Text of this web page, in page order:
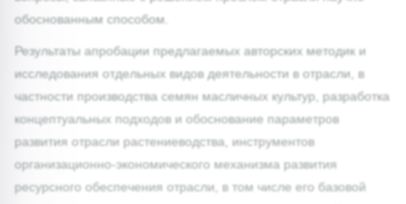
обоснованным способом.
Результаты апробации предлагаемых авторских методик и
исследования отдельных видов деятельности в отрасли, в
частности производства семян масличных культур, разработка
концептуальных подходов и обоснование параметров
развития отрасли растениеводства, инструментов
организационно-экономического механизма развития
ресурсного обеспечения отрасли, в том числе его базовой